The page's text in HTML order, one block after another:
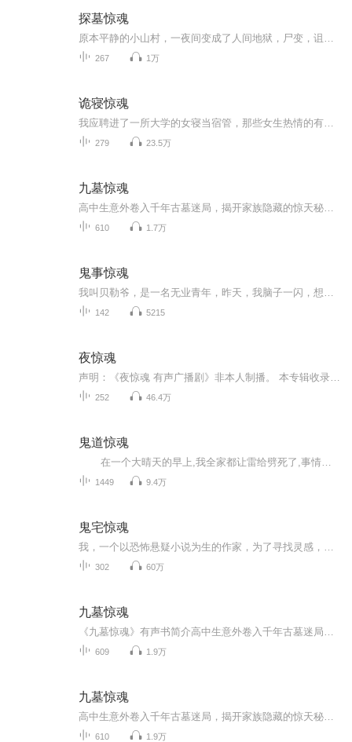
探墓惊魂
267 1万
诡寝惊魂
279 23.5万
九墓惊魂
610 1.7万
鬼事惊魂
142 5215
夜惊魂
252 46.4万
鬼道惊魂
1449 9.4万
鬼宅惊魂
302 60万
九墓惊魂
609 1.9万
九墓惊魂
610 1.9万